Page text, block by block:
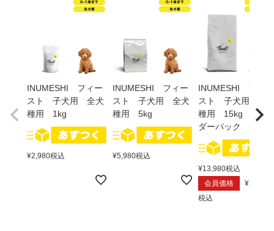
INUMESHI フィー
スト 子犬用 全犬
種用 1kg
¥2,980税込
INUMESHI フィー
スト 子犬用 全犬
種用 5kg
¥5,980税込
INUMESHI フィー
スト 子犬用 全
種用 15kg ブリ
ダーパック
¥13,980税込
会員価格
¥
税込